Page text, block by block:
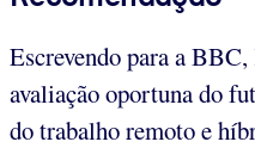
Escrevendo para a
avaliação oportuna do
do trabalho remoto e